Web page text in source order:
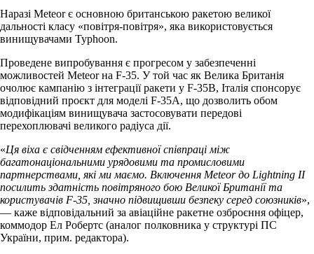
Наразі Meteor є основною британською ракетою великої
дальності класу «повітря-повітря», яка використовується
винищувачами Typhoon.
Проведене випробування є прогресом у забезпеченні
можливостей Meteor на F-35. У той час як Велика Британія
очолює кампанію з інтеграції ракети у F-35B, Італія спонсорує
відповідний проєкт для моделі F-35A, що дозволить обом
модифікаціям винищувача застосовувати передові
перехоплювачі великого радіуса дії.
«Ця віха є свідченням ефективної співпраці між
багатонаціональними урядовими та промисловими
партнерствами, які ми маємо. Включення Meteor до Lightning II
посилить здатність повітряного бою Великої Британії та
користувачів F-35, значно підвищивши безпеку серед союзників»,
— каже відповідальний за авіаційне ракетне озброєння офіцер,
коммодор Ел Робертс (аналог полковника у структурі ПС
України, прим. редактора).